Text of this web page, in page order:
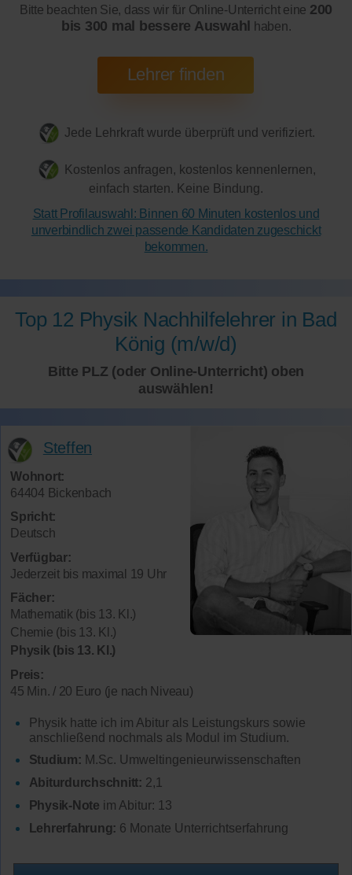
Bitte beachten Sie, dass wir für Online-Unterricht eine 200
bis 300 mal bessere Auswahl haben.
Jede Lehrkraft wurde überprüft und verifiziert.
Kostenlos anfragen, kostenlos kennenlernen,
einfach starten. Keine Bindung.
Statt Profilauswahl: Binnen 60 Minuten kostenlos und
unverbindlich zwei passende Kandidaten zugeschickt
bekommen.
Top 12 Physik Nachhilfelehrer in Bad
König (m/w/d)
Bitte PLZ (oder Online-Unterricht) oben
auswählen!
Steffen
Wohnort:
64404 Bickenbach
Spricht:
Deutsch
Verfügbar:
Jederzeit bis maximal 19 Uhr
Fächer:
Mathematik (bis 13. Kl.)
Chemie (bis 13. Kl.)
Physik (bis 13. Kl.)
Preis:
45 Min. / 20 Euro (je nach Niveau)
Physik hatte ich im Abitur als Leistungskurs sowie
anschließend nochmals als Modul im Studium.
Studium: M.Sc. Umweltingenieurwissenschaften
Abiturdurchschnitt: 2,1
Physik-Note im Abitur: 13
Lehrerfahrung: 6 Monate Unterrichtserfahrung